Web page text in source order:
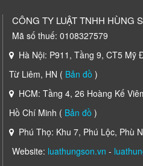
CÔNG TY LUẬT TNHH HÙNG
Mã số thuế: 0108327579
Hà Nội: P911, Tầng 9, CT5
Từ Liêm, HN ( Bản đồ )
HCM: Tầng 4, 26 Hoàng Kế
Hồ Chí Minh ( Bản đồ )
Phú Thọ: Khu 7, Phú Lộc, Phù
Website: luathungson.vn -